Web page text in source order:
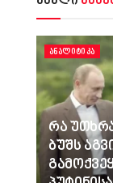
ᲐᲜᲐᲚᲘᲢᲘᲙᲐ
რა
ბუშს